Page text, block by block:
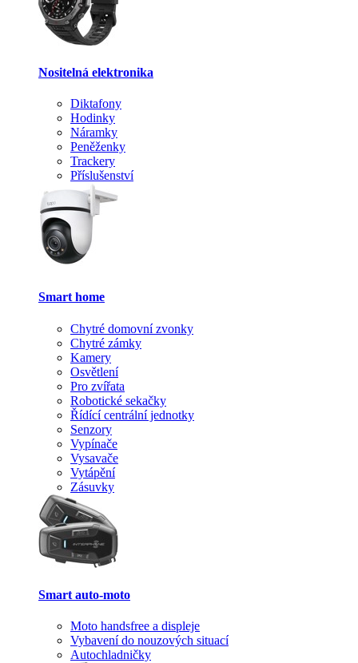
Nositelná elektronika
Diktafony
Hodinky
Náramky
Peněženky
Trackery
Příslušenství
Smart home
Chytré domovní zvonky
Chytré zámky
Kamery
Osvětlení
Pro zvířata
Robotické sekačky
Řídící centrální jednotky
Senzory
Vypínače
Vysavače
Vytápění
Zásuvky
Smart auto-moto
Moto handsfree a displeje
Vybavení do nouzových situací
Autochladničky